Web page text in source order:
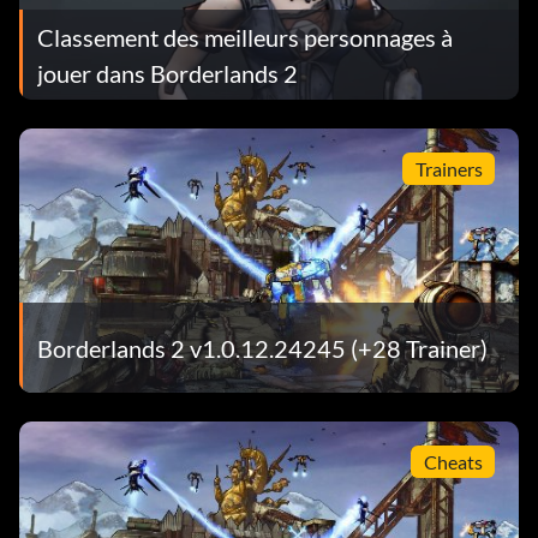
Crotale du sabre
Objectif : Tuer 100 ennemis avec la tourelle Sabre
Beaucoup de sang !
Récompense : 20 points
Objectif : Tirer en continu pendant 90 secondes
Geste symbolique
Récompense : 20 points
Classement des meilleurs personnages à
jouer dans Borderlands 2
Trainers
Borderlands 2 v1.0.12.24245 (+28 Trainer)
Cheats